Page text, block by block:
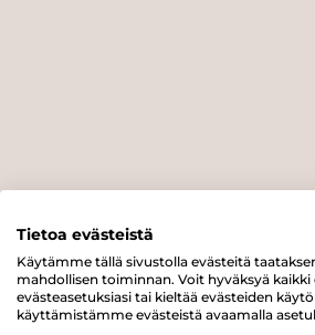
Tietoa evästeistä
Käytämme tällä sivustolla evästeitä
mahdollisen toiminnan. Voit hyväksyä
evästeasetuksiasi tai kieltää evästeiden
käyttämistämme evästeistä avaamalla